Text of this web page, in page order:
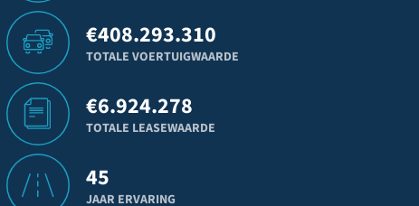
€408.293.310
TOTALE VOERTUIGWAARDE
€6.924.278
TOTALE LEASEWAARDE
45
JAAR ERVARING